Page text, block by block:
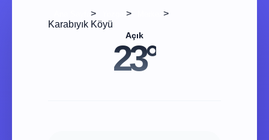
> >
>
Karabıyık Köyü
Açık
23°